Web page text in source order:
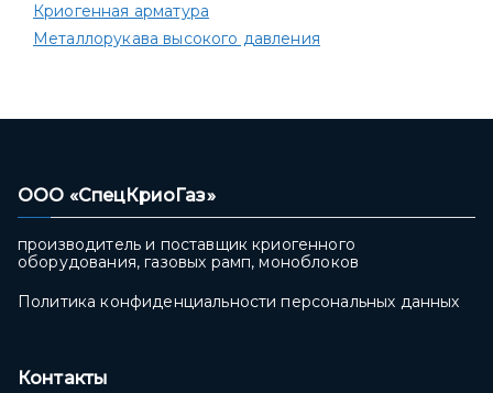
Криогенная арматура
Металлорукава высокого давления
ООО «СпецКриоГаз»
производитель и поставщик криогенного
оборудования, газовых рамп, моноблоков
Политика конфиденциальности персональных данных
Контакты